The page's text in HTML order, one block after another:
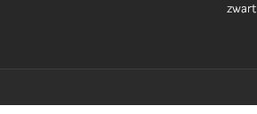
zwart